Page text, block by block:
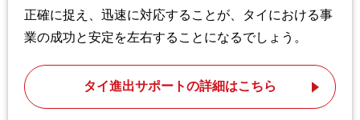
正確に捉え、迅速に対応することが、タイにおける事
業の成功と安定を左右することになるでしょう。
タイ進出サポートの詳細はこちら